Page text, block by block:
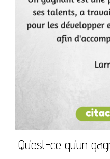
Qu’est-ce qu’un